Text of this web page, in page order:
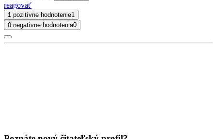
reagovať
1 pozitívne hodnotenie1
0 negatívne hodnotenia0